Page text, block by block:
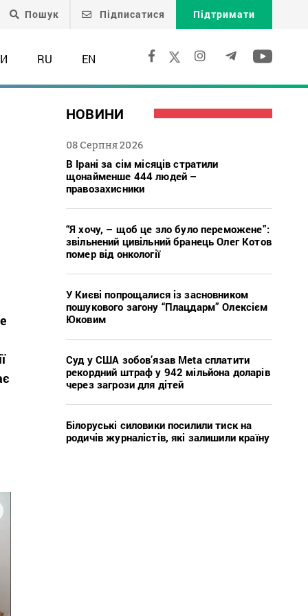
Пошук Підписатися Підтримати
RU EN
НОВИНИ
08 Серпня 2026
В Ірані за сім місяців стратили
щонайменше 444 людей –
правозахисники
“Я хочу, – щоб це зло було переможене”:
звільнений цивільний бранець Олег Котов
помер від онкології
У Києві попрощалися із засновником
пошукового загону “Плацдарм” Олексієм
Юковим
Суд у США зобов’язав Meta сплатити
рекордний штраф у 942 мільйона доларів
через загрози для дітей
Білоруські силовики посилили тиск на
родичів журналістів, які залишили країну